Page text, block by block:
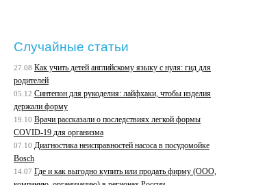
Случайные статьи
27.08 Как учить детей английскому языку с нуля: гид для
родителей
05.12 Синтепон для рукоделия: лайфхаки, чтобы изделия
держали форму
19.10 Врачи рассказали о последствиях легкой формы
COVID-19 для организма
07.10 Диагностика неисправностей насоса в посудомойке
Bosch
14.07 Где и как выгодно купить или продать фирму (ООО,